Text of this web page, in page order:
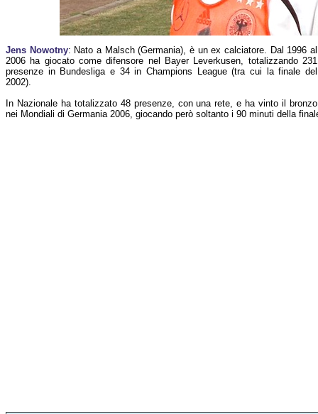
Jens Nowotny: Nato a Malsch (Germania), è un ex calciatore. Dal 1996 al
2006 ha giocato come difensore nel Bayer Leverkusen, totalizzando 231
presenze in Bundesliga e 34 in Champions League (tra cui la finale del
2002).
In Nazionale ha totalizzato 48 presenze, con una rete, e ha vinto il bronzo
nei Mondiali di Germania 2006, giocando però soltanto i 90 minuti della